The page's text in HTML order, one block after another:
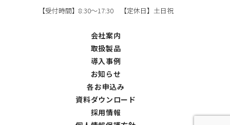
【受付時間】8:30～17:30 【定休日】土日祝
会社案内
取扱製品
導入事例
お知らせ
各お申込み
資料ダウンロード
採用情報